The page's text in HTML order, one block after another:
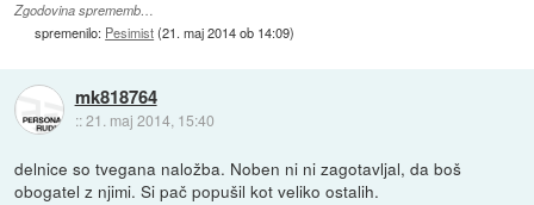
Zgodovina sprememb…
spremenilo: Pesimist(21. maj 2014 ob 14:09)
mk818764
::21. maj 2014, 15:40
delnice so tvegana naložba. Noben ni ni zagotavljal, da boš
obogatel z njimi. Si pač popušil kot veliko ostalih.